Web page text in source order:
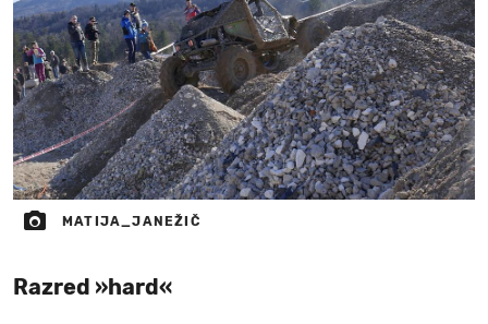
MATIJA_JANEŽIČ
Razred »hard«